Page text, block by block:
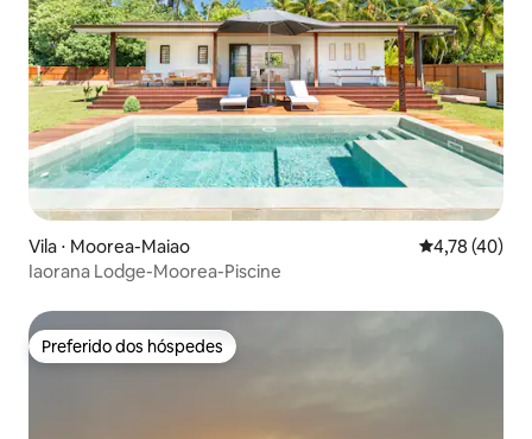
Vila ⋅ Moorea-Maiao 4,78 de uma
4,78 (40)
Iaorana Lodge-Moorea-Piscine
Preferido dos hóspedes
Preferido dos hóspedes